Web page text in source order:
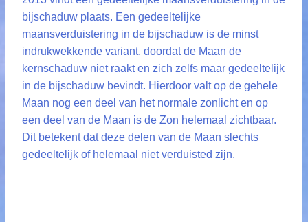
bijschaduw plaats. Een gedeeltelijke
maansverduistering in de bijschaduw is de minst
indrukwekkende variant, doordat de Maan de
kernschaduw niet raakt en zich zelfs maar gedeeltelijk
in de bijschaduw bevindt. Hierdoor valt op de gehele
Maan nog een deel van het normale zonlicht en op
een deel van de Maan is de Zon helemaal zichtbaar.
Dit betekent dat deze delen van de Maan slechts
gedeeltelijk of helemaal niet verduisted zijn.